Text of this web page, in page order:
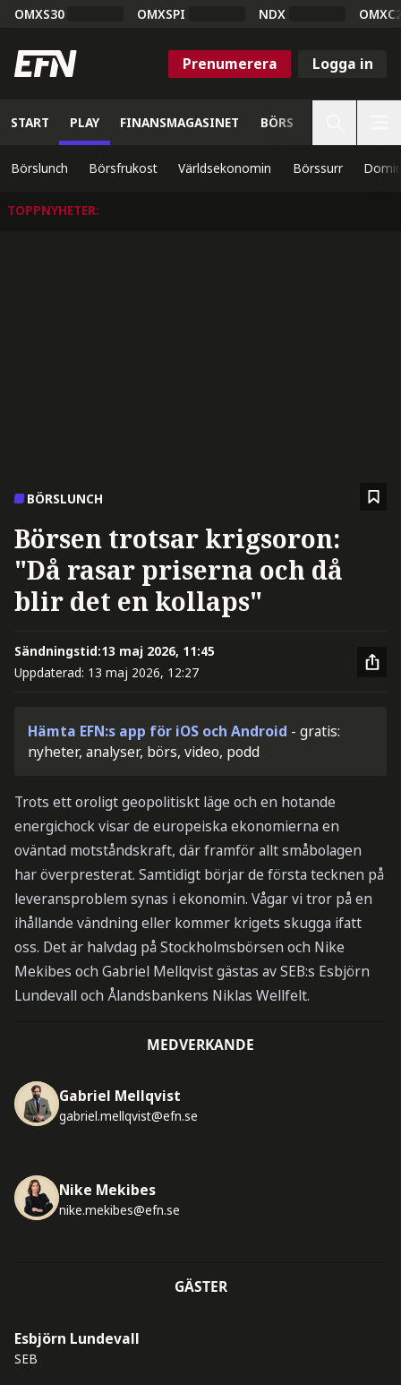
OMXS30 OMXSPI NDX
Prenumerera Logga in
START PLAY FINANSMAGASINET BÖRS
Börslunch Börsfrukost Världsekonomin Börssurr
TOPPNYHETER:
BÖRSLUNCH
Börsen trotsar krigsoron:
"Då rasar priserna och då
blir det en kollaps"
Sändningstid:13 maj 2026, 11:45
Uppdaterad: 13 maj 2026, 12:27
Hämta EFN:s app för iOS och Android - gratis:
nyheter, analyser, börs, video, podd
Trots ett oroligt geopolitiskt läge och en hotande
energichock visar de europeiska ekonomierna en
oväntad motståndskraft, där framför allt småbolagen
har överpresterat. Samtidigt börjar de första tecknen på
leveransproblem synas i ekonomin. Vågar vi tror på en
ihållande vändning eller kommer krigets skugga ifatt
oss. Det är halvdag på Stockholmsbörsen och Nike
Mekibes och Gabriel Mellqvist gästas av SEB:s Esbjörn
Lundevall och Ålandsbankens Niklas Wellfelt.
MEDVERKANDE
Gabriel Mellqvist
gabriel.mellqvist@efn.se
Nike Mekibes
nike.mekibes@efn.se
GÄSTER
Esbjörn Lundevall
SEB